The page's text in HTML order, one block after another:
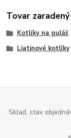
Tovar
Kotlíky na guláš
Liatinové kotlíky
Sklad, stav